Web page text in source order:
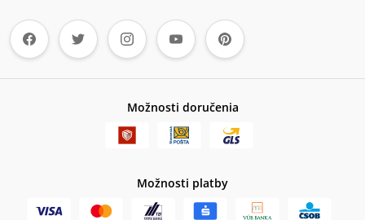
Možnosti doručenia
Možnosti platby